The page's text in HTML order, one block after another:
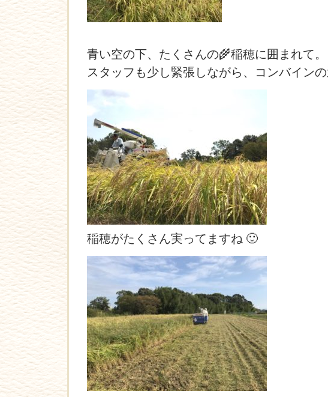
青い空の下、たくさんの🌾稲穂に囲まれて。
スタッフも少し緊張しながら、コンバインの
稲穂がたくさん実ってますね 🙂